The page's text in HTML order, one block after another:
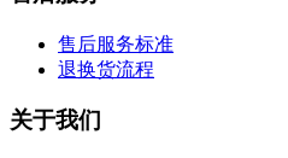
售后服务标准
退换货流程
关于我们